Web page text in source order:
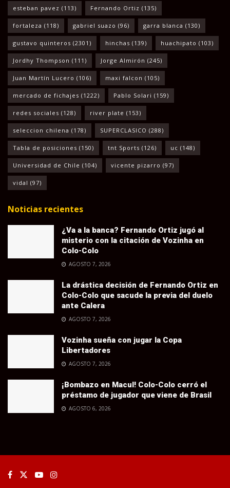
esteban pavez (113) Fernando Ortiz (135)
fortaleza (118) gabriel suazo (96) garra blanca (130)
gustavo quinteros (2301) hinchas (139) huachipato (103)
Jordhy Thompson (111) Jorge Almirón (245)
Juan Martín Lucero (106) maxi falcon (105)
mercado de fichajes (1222) Pablo Solari (159)
redes sociales (128) river plate (153)
seleccion chilena (178) SUPERCLASICO (288)
Tabla de posiciones (150) tnt Sports (126) uc (148)
Universidad de Chile (104) vicente pizarro (97)
vidal (97)
Noticias recientes
¿Va a la banca? Fernando Ortiz jugó al
misterio con la citación de Vozinha en
Colo-Colo
AGOSTO 7, 2026
La drástica decisión de Fernando Ortiz en
Colo-Colo que sacude la previa del duelo
ante Calera
AGOSTO 7, 2026
Vozinha sueña con jugar la Copa
Libertadores
AGOSTO 7, 2026
¡Bombazo en Macul! Colo-Colo cerró el
préstamo de jugador que viene de Brasil
AGOSTO 6, 2026